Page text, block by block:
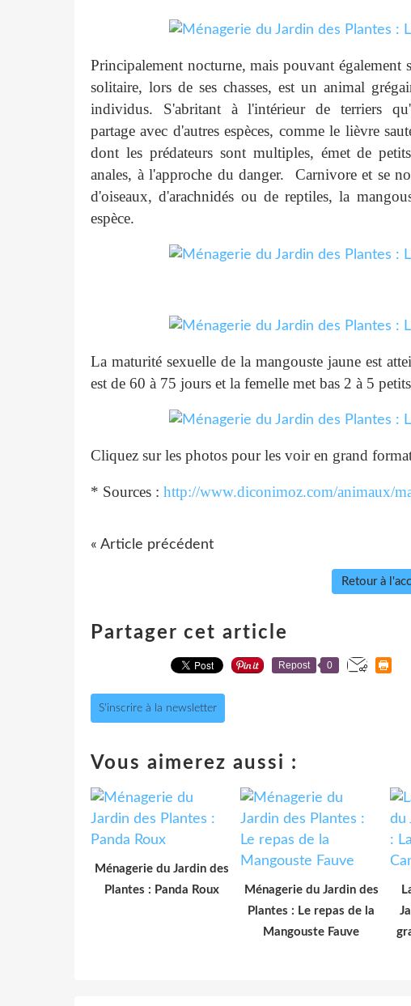
Principalement nocturne, mais pouvant
solitaire, lors de ses chasses, est un animal
individus. S'abritant à l'intérieur de terriers
partage avec d'autres espèces, comme le lièvre
dont les prédateurs sont multiples, émet de
anales, à l'approche du danger. Carnivore et se
d'oiseaux, d'arachnidés ou de reptiles, la
espèce.
La maturité sexuelle de la mangouste jaune est
est de 60 à 75 jours et la femelle met bas 2 à 5
Cliquez sur les photos pour les voir en grand
* Sources : http://www.diconimoz.com/animaux/
« Article précédent
Retour à
Partager cet article
Repost 0
S'inscrire à la newsletter
Vous aimerez aussi :
Ménagerie du Jardin des
Plantes : Panda Roux
Ménagerie du Jardin des
Plantes : Le repas de la
Mangouste Fauve